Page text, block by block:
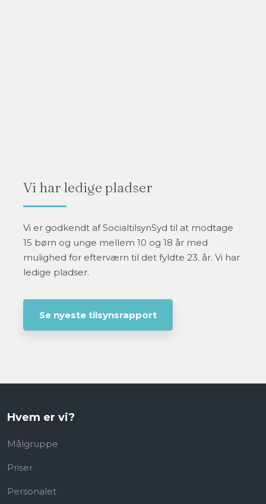
Vi har ledige pladser​
​​Vi er godkendt af SocialtilsynSyd til at modtage
15 børn og unge mellem 10 og 18 år med
mulighed for efterværn til det fyldte 23. år. Vi har
ledige pladser.
Se nyeste tilsynsrapport
Hvem er vi?
Målgruppe
Priser
Personalet